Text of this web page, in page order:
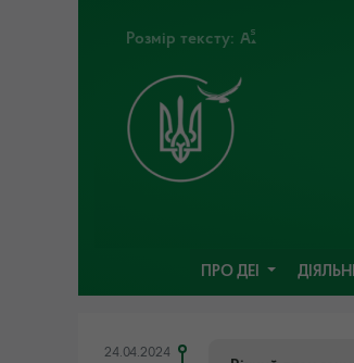
Розмір тексту:
ПРО ДЕІ
24.04.2024